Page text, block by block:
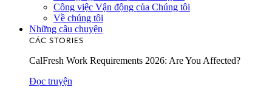
Công việc Vận động của Chúng tôi
Về chúng tôi
Những câu chuyện
CÁC STORIES
CalFresh Work Requirements 2026: Are You Affected?
Đọc truyện